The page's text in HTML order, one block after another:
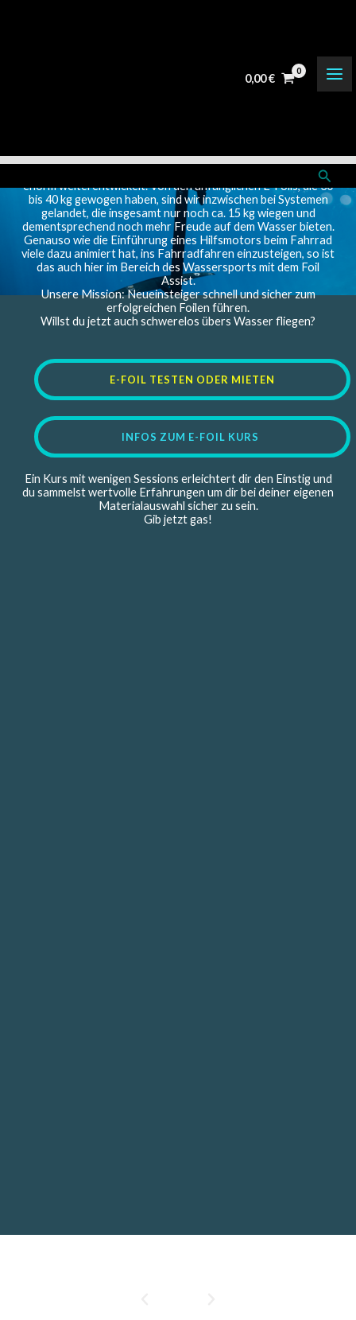
0,00€
Der Foilsport mit Hilfsmotor hat sich in den letzten Jahren
enorm weiterentwickelt. Von den anfänglichen E‑Foils, die 30
bis 40 kg gewogen haben, sind wir inzwischen bei Systemen
gelandet, die insgesamt nur noch ca. 15 kg wiegen und
dementsprechend noch mehr Freude auf dem Wasser bieten.
Genauso wie die Einführung eines Hilfsmotors beim Fahrrad
viele dazu animiert hat, ins Fahrradfahren einzusteigen, so ist
das auch hier im Bereich des Wassersports mit dem Foil
Assist.
Unsere Mission: Neueinsteiger schnell und sicher zum
erfolgreichen Foilen führen.
Willst du jetzt auch schwerelos übers Wasser fliegen?
E-FOIL TESTEN ODER MIETEN
INFOS ZUM E-FOIL KURS
Ein Kurs mit wenigen Sessions erleichtert dir den Einstig und
du sammelst wertvolle Erfahrungen um dir bei deiner eigenen
Materialauswahl sicher zu sein.
Gib jetzt gas!